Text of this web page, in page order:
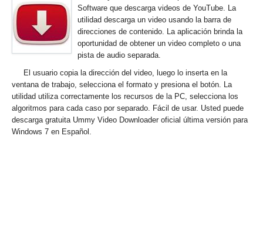
Software que descarga videos de YouTube. La
utilidad descarga un video usando la barra de
direcciones de contenido. La aplicación brinda la
oportunidad de obtener un video completo o una
pista de audio separada.
El usuario copia la dirección del video, luego lo inserta en la
ventana de trabajo, selecciona el formato y presiona el botón. La
utilidad utiliza correctamente los recursos de la PC, selecciona los
algoritmos para cada caso por separado. Fácil de usar. Usted puede
descarga gratuita Ummy Video Downloader oficial última versión para
Windows 7 en Español.